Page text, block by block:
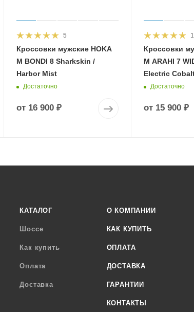
5
Кроссовки мужские HOKA
M BONDI 8 Sharkskin /
Harbor Mist
Достаточно
от 16 900 ₽
1
Кроссовки
M ARAHI 7
Electric
Достаточно
от 15 900 ₽
КАТАЛОГ
Шоссе
Как купить
Оплата
Доставка
О КОМПАНИИ
КАК КУПИТЬ
ОПЛАТА
ДОСТАВКА
ГАРАНТИИ
КОНТАКТЫ